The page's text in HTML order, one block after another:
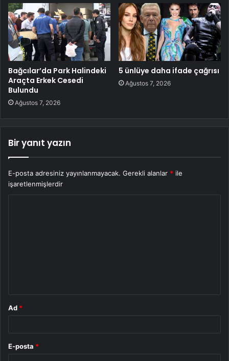
Bağcılar’da Park Halindeki
Araçta Erkek Cesedi
Bulundu
Ağustos 7, 2026
5 ünlüye daha ifade çağrısı
Ağustos 7, 2026
Bir yanıt yazın
E-posta adresiniz yayınlanmayacak. Gerekli alanlar * ile
işaretlenmişlerdir
Ad *
E-posta *